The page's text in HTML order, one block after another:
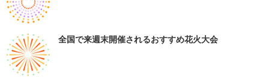
全国で来週末開催されるおすすめ花火大会